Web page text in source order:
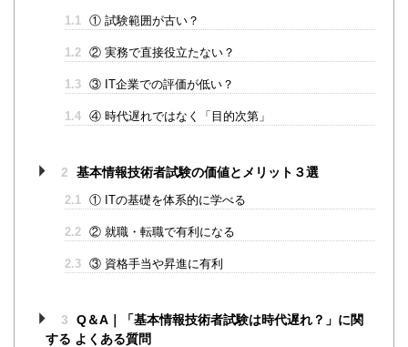
1.1 ① 試験範囲が古い？
1.2 ② 実務で直接役立たない？
1.3 ③ IT企業での評価が低い？
1.4 ④ 時代遅れではなく「目的次第」
2 基本情報技術者試験の価値とメリット３選
2.1 ① ITの基礎を体系的に学べる
2.2 ② 就職・転職で有利になる
2.3 ③ 資格手当や昇進に有利
3
Q＆A｜「基本情報技術者試験は時代遅れ？」に関
する よくある質問